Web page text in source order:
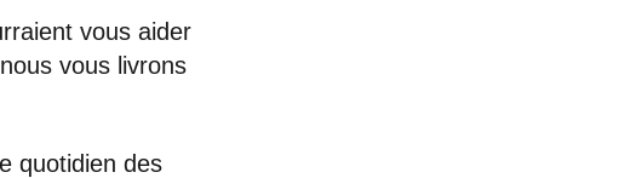
vous aider
vous livrons
quotidien des